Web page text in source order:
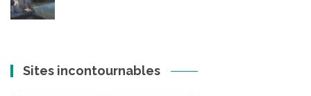
Sites incontournables